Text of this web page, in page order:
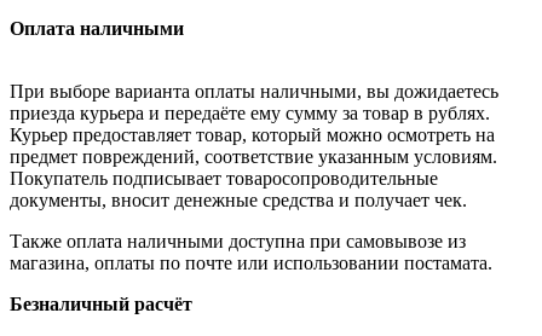
Оплата наличными
При выборе варианта оплаты наличными, вы дожидаетесь
приезда курьера и передаёте ему сумму за товар в рублях.
Курьер предоставляет товар, который можно осмотреть на
предмет повреждений, соответствие указанным условиям.
Покупатель подписывает товаросопроводительные
документы, вносит денежные средства и получает чек.
Также оплата наличными доступна при самовывозе из
магазина, оплаты по почте или использовании постамата.
Безналичный расчёт